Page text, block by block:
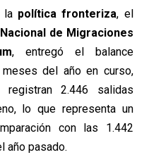
la política fronteriza, el
de Migraciones
, entregó el balance
del año en curso,
2.446 salidas
lo que representa un
con las 1.442
año pasado.